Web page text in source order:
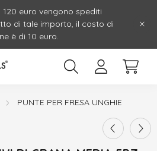
euro vengono spediti
di tale importo, il costo di
è di 10 euro.
PUNTE PER FRESA UNGHIE